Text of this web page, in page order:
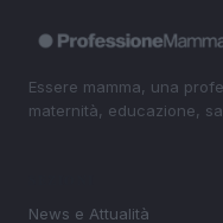
Essere mamma, una
maternità, educazione,
News e Attualità